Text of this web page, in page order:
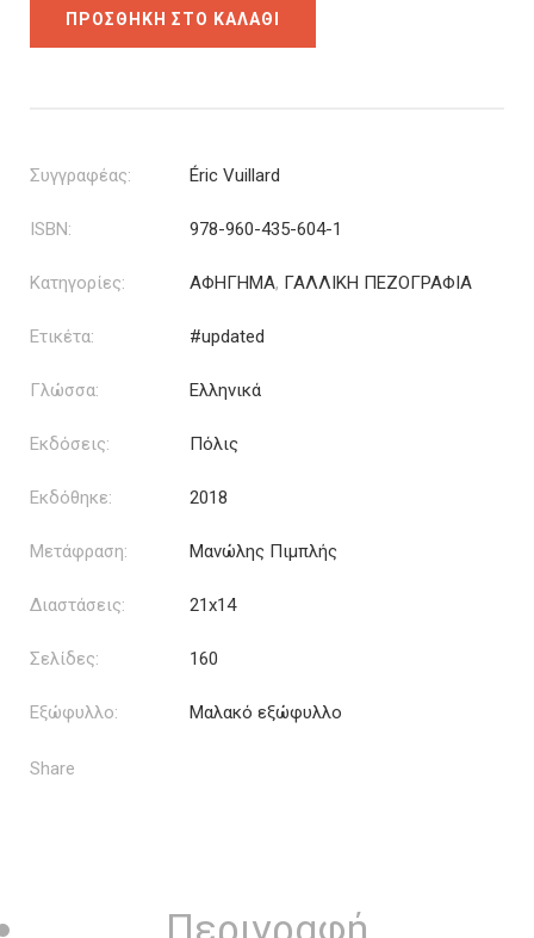
ΠΡΟΣΘΉΚΗ ΣΤΟ ΚΑΛΆΘΙ
Συγγραφέας: Éric Vuillard
ISBN: 978-960-435-604-1
Κατηγορίες: ΑΦΗΓΗΜΑ, ΓΑΛΛΙΚΗ ΠΕΖΟΓΡΑΦΙΑ
Ετικέτα: #updated
Γλώσσα: Ελληνικά
Εκδόσεις: Πόλις
Εκδόθηκε: 2018
Μετάφραση: Μανώλης Πιμπλής
Διαστάσεις: 21x14
Σελίδες: 160
Εξώφυλλο: Μαλακό εξώφυλλο
Share
Περιγραφή